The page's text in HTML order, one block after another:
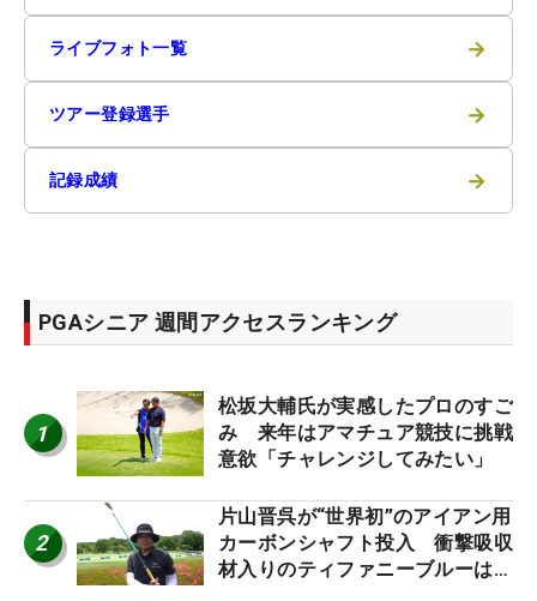
ライブフォト一覧 →
ツアー登録選手 →
記録成績 →
PGAシニア 週間アクセスランキング
1
松坂大輔氏が実感したプロのすご
み 来年はアマチュア競技に挑戦
意欲「チャレンジしてみたい」
2
片山晋呉が“世界初”のアイアン用
カーボンシャフト投入 衝撃吸収
材入りのティファニーブルーは